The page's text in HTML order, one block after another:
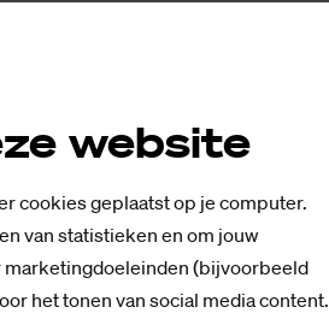
website
cookies geplaatst op je computer.
van statistieken en om jouw
marketingdoeleinden (bijvoorbeeld
het tonen van social media content.